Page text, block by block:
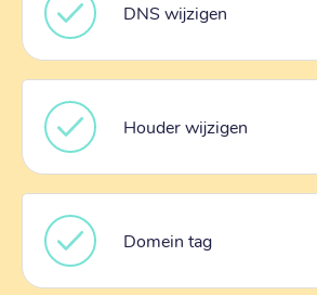
DNS wijzigen
Houder wijzigen
Domein tag